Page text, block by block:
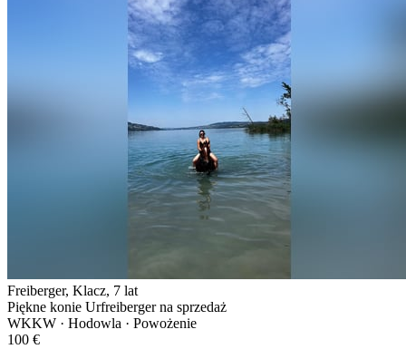
Freiberger, Klacz, 7 lat
Piękne konie Urfreiberger na sprzedaż
WKKW · Hodowla · Powożenie
100 €